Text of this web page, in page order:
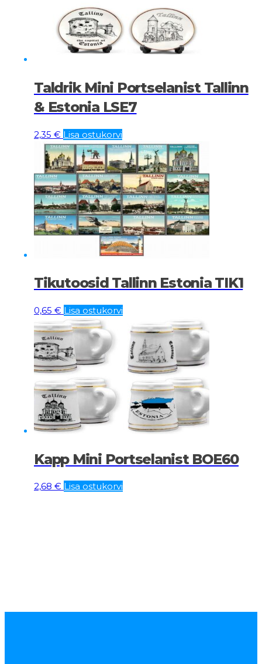
Taldrik Mini Portselanist Tallinn
& Estonia LSE7
2,35 € Lisa ostukorvi
Tikutoosid Tallinn Estonia TIK1
0,65 € Lisa ostukorvi
Kapp Mini Portselanist BOE60
2,68 € Lisa ostukorvi